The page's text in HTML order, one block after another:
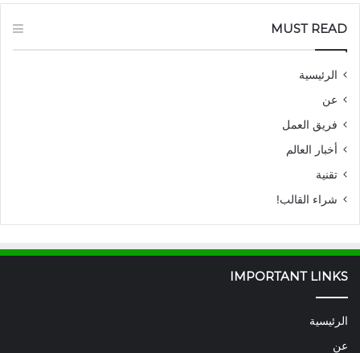
MUST READ
الرئيسية
عن
فريق العمل
أخبار العالم
تقنية
شراء القالب!
IMPORTANT LINKS
الرئيسية
عن